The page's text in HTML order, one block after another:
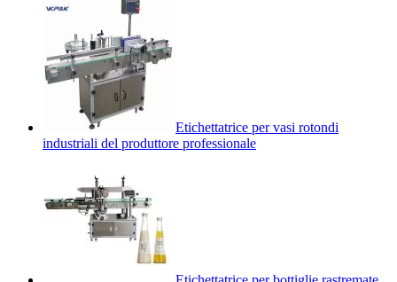
Etichettatrice per vasi rotondi
industriali del produttore professionale